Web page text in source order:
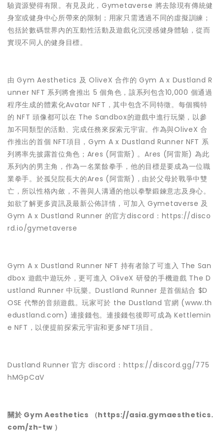
驗資源變得有限。有見及此，Gymetaverse 將去除現有傳統健
身室或健身中心所帶來的限制；用家只需透過不同的虛擬訓練；
包括於數碼世界內的互動性活動及遊戲化沉浸感健身體驗，從而
實現不同人的健身目標。
由 Gym Aesthetics 及 OliveX 合作的 Gym A x Dustland R
unner NFT 系列將會推出 5 個角色，該系列包含10,000 個通過
程序生成的體素化Avatar NFT，其中包含不同特徵。每個獨特
的 NFT 頭像都可以在 The Sandbox的遊戲中進行玩樂，以參
加不同類型的活動、完成任務來探索元宇宙。作為與OliveX 合
作推出的首個 NFT項目，Gym A x Dustland Runner NFT 系
列將率先披露首位角色；Ares (阿雷斯) 。Ares (阿雷斯) 為此
系列內的男主角，作為一名業餘拳手，他的目標是要成為一位職
業拳手。於孤兒院長大的Ares (阿雷斯)，由於父母於戰爭中雙
亡，所以性格內斂，不善與人溝通的他以拳擊鍛鍊意志及身心。
如欲了解更多資訊及最新公佈詳情，可加入 Gymetaverse 及
Gym A x Dustland Runner 的官方discord： https://disco
rd.io/gymetaverse
Gym A x Dustland Runner NFT 持有者除了可進入 The San
dbox 遊戲中遊玩外，更可進入 OliveX 研發的手機遊戲 The D
ustland Runner 中玩樂。Dustland Runner 是首個結合 $D
OSE 代幣的音頻遊戲。玩家可於 the Dustland 官網 (www.th
edustland.com) 連接錢包。連接錢包後即可成為 Kettlemin
e NFT，以便提前探索元宇宙和更多NFT項目。
Dustland Runner 官方 discord： https://discord.gg/775
hMGpCaV
關於 Gym Aesthetics （https://asia.gymaesthetics.
com/zh-tw ）